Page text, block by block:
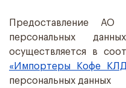
Предоставление
персональных
осуществляется в
«Импортеры Кофе
персональных данных